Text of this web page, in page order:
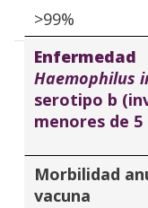
>99%
Enfermedad
Haemophilus
serotipo b
menores de 5
Morbilidad
vacuna